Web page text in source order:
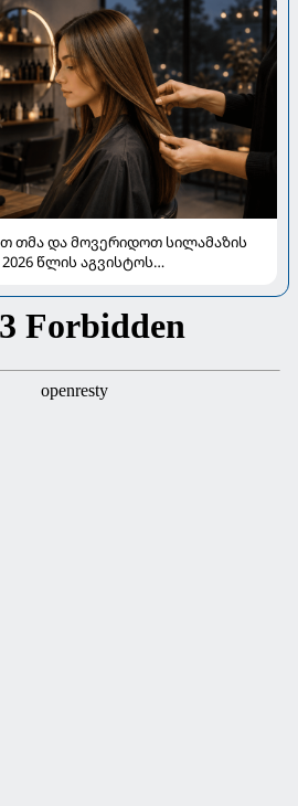
თმა და მოვერიდოთ სილამაზის
წლის აგვისტოს